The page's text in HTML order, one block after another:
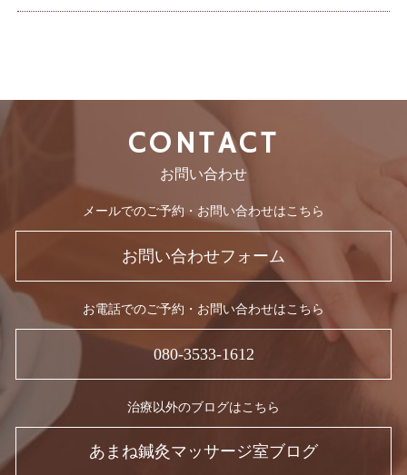
CONTACT
お問い合わせ
メールでのご予約・お問い合わせはこちら
お問い合わせフォーム
お電話でのご予約・お問い合わせはこちら
080-3533-1612
治療以外のブログはこちら
あまね鍼灸マッサージ室ブログ